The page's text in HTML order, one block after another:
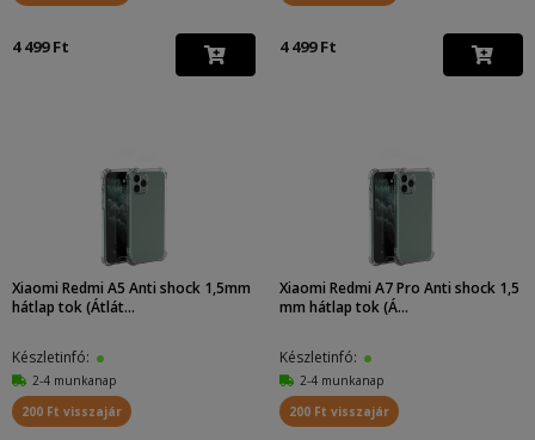
4 499 Ft 4 499 Ft
Xiaomi Redmi A5 Anti shock 1,5mm
hátlap tok (Átlát...
Készletinfó:
2-4 munkanap
200 Ft visszajár
Xiaomi Redmi A7 Pro Anti shock 1,5
mm hátlap tok (Á...
Készletinfó:
2-4 munkanap
200 Ft visszajár